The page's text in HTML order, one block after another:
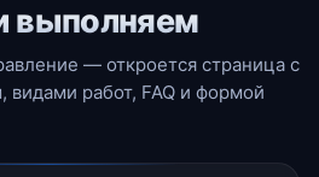
выполняем
— откроется страница с
работ, FAQ и формой